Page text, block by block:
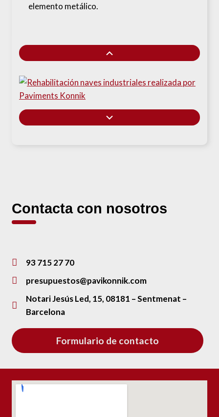
elemento metálico.
Contacta con nosotros
93 715 27 70
presupuestos@pavikonnik.com
Notari Jesús Led, 15, 08181 – Sentmenat –
Barcelona
Formulario de contacto